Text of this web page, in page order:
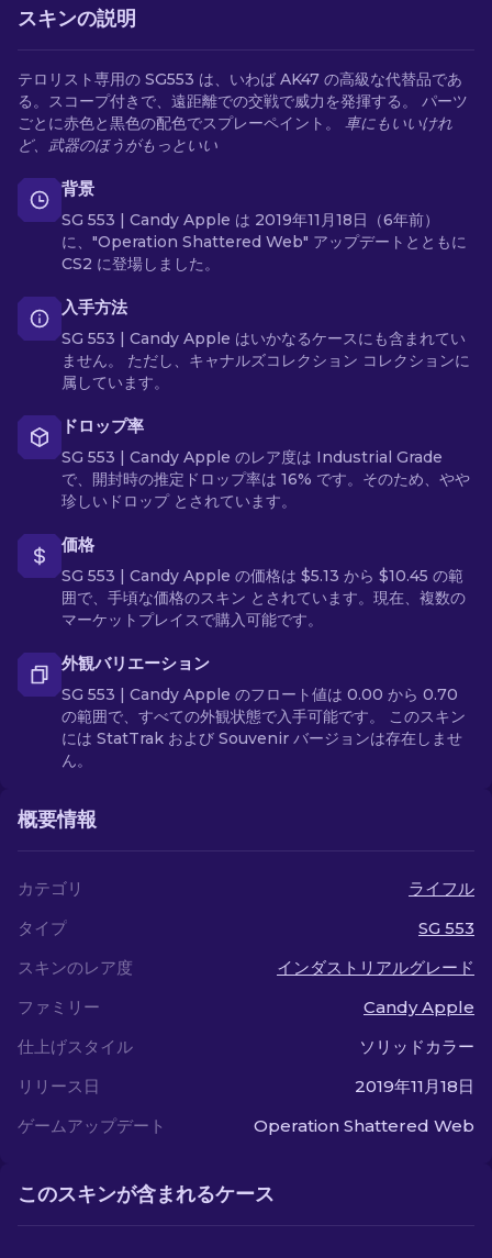
スキンの説明
テロリスト専用の SG553 は、いわば AK47 の高級な代替品であ
る。スコープ付きで、遠距離での交戦で威力を発揮する。 パーツ
ごとに赤色と黒色の配色でスプレーペイント。 車にもいいけれ
ど、武器のほうがもっといい
背景
SG 553 | Candy Apple は 2019年11月18日（6年前）
に、"Operation Shattered Web" アップデートとともに
CS2 に登場しました。
入手方法
SG 553 | Candy Apple はいかなるケースにも含まれてい
ません。 ただし、キャナルズコレクション コレクションに
属しています。
ドロップ率
SG 553 | Candy Apple のレア度は Industrial Grade
で、開封時の推定ドロップ率は 16% です。そのため、やや
珍しいドロップ とされています。
価格
SG 553 | Candy Apple の価格は $5.13 から $10.45 の範
囲で、手頃な価格のスキン とされています。現在、複数の
マーケットプレイスで購入可能です。
外観バリエーション
SG 553 | Candy Apple のフロート値は 0.00 から 0.70
の範囲で、すべての外観状態で入手可能です。 このスキン
には StatTrak および Souvenir バージョンは存在しませ
ん。
概要情報
カテゴリ
ライフル
タイプ
SG 553
スキンのレア度
インダストリアルグレード
ファミリー
Candy Apple
仕上げスタイル
ソリッドカラー
リリース日
2019年11月18日
ゲームアップデート
Operation Shattered Web
このスキンが含まれるケース